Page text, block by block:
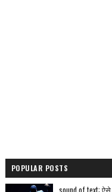
POPULAR POSTS